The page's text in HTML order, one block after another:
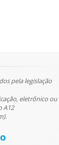
pela legislação
eletrônico ou
A12